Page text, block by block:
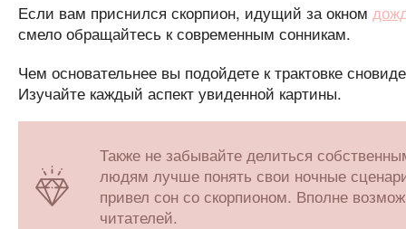
Если вам приснился скорпион, идущий за окном
смело обращайтесь к современным сонникам.
Чем основательнее вы подойдете к трактовке
Изучайте каждый аспект увиденной картины.
Также не забывайте делиться
людям лучше понять свои ночные
привел сон со скорпионом. Вполне
читателей.